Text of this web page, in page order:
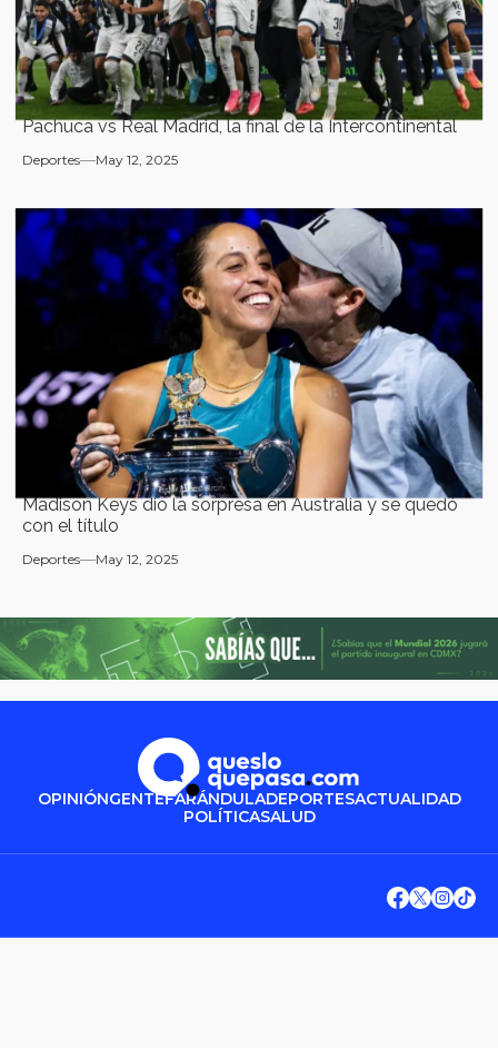
Pachuca vs Real Madrid, la final de la Intercontinental
Deportes May 12, 2025
Madison Keys dio la sorpresa en Australia y se quedó
con el título
Deportes May 12, 2025
OPINIÓNGENTEFARÁNDULADEPORTESACTUALIDAD
POLÍTICASALUD